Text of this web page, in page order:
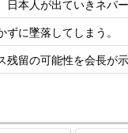
日本人が出ていきネパ
に墜落してしまう。
能性を会長が示唆！移